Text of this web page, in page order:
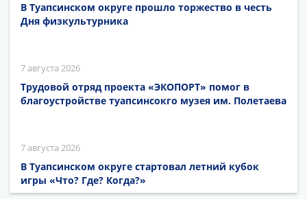
В Туапсинском округе прошло торжество в честь
Дня физкультурника
7 августа 2026
Трудовой отряд проекта «ЭКОПОРТ» помог в
благоустройстве туапсинсокго музея им. Полетаева
7 августа 2026
В Туапсинском округе стартовал летний кубок
игры «Что? Где? Когда?»